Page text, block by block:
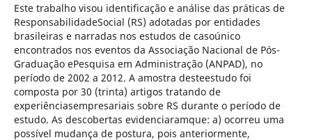
Este trabalho visou identificação e análise das práticas de
ResponsabilidadeSocial (RS) adotadas por entidades
brasileiras e narradas nos estudos de casoúnico
encontrados nos eventos da Associação Nacional de Pós-
Graduação ePesquisa em Administração (ANPAD), no
período de 2002 a 2012. A amostra desteestudo foi
composta por 30 (trinta) artigos tratando de
experiênciasempresariais sobre RS durante o período de
estudo. As descobertas evidenciaramque: a) ocorreu uma
possível mudança de postura, pois anteriormente,